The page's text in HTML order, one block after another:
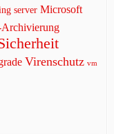
server Microsoft
Archivierung
Virenschutz vm